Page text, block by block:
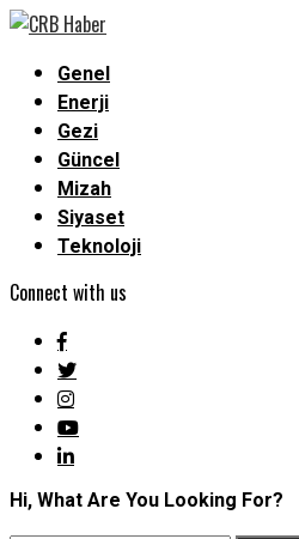
Genel
Enerji
Gezi
Güncel
Mizah
Siyaset
Teknoloji
Connect with us
Hi, What Are You Looking For?